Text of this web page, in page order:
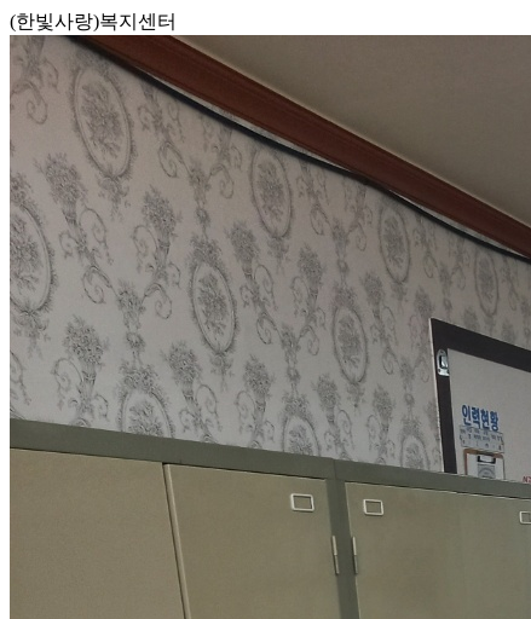
(한빛사랑)복지센터